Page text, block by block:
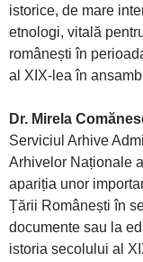
istorice, de mare
etnologi, vitală
românești în
al XIX-lea în
Dr. Mirela
Serviciul Arhive
Arhivelor Naționale
apariția unor
Țării Românești în
documente sau la
istoria secolului al